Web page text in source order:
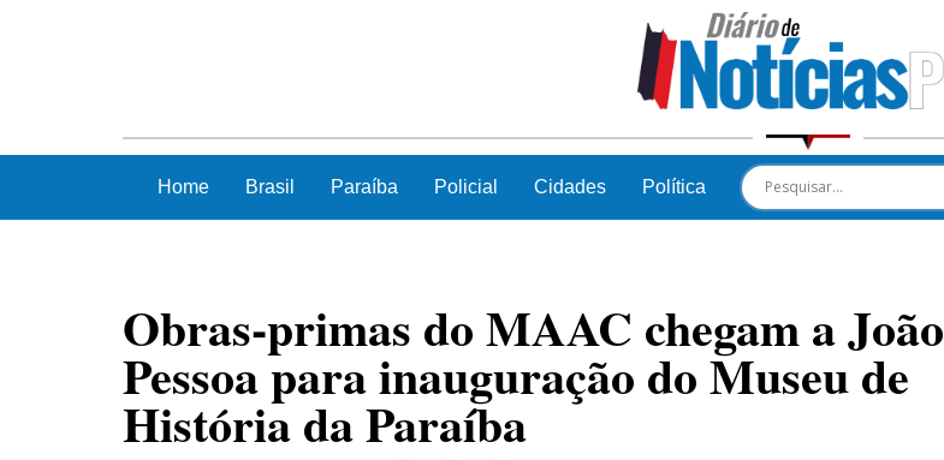
Home Brasil Paraíba Policial Cidades Política
Obras-primas do MAAC chegam a João
Pessoa para inauguração do Museu de
História da Paraíba